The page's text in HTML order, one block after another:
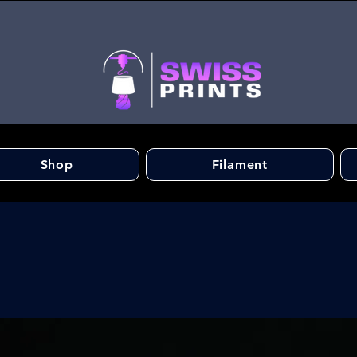
Shop Filament